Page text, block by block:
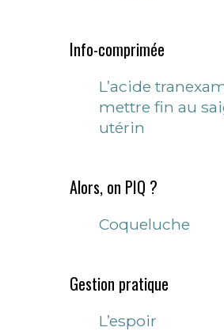
Info-comprimée
L’acide
mettre fin au
utérin
Alors, on PIQ ?
Coqueluche
Gestion pratique
L’espoir